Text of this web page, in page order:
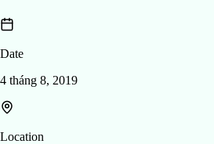
Date
4 tháng 8, 2019
Location